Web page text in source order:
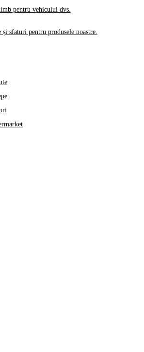
pentru vehiculul dvs.
sfaturi pentru produsele noastre.